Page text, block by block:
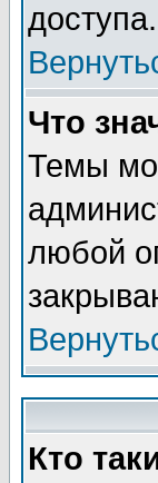
доступа.
Что
Темы
любой
Кто